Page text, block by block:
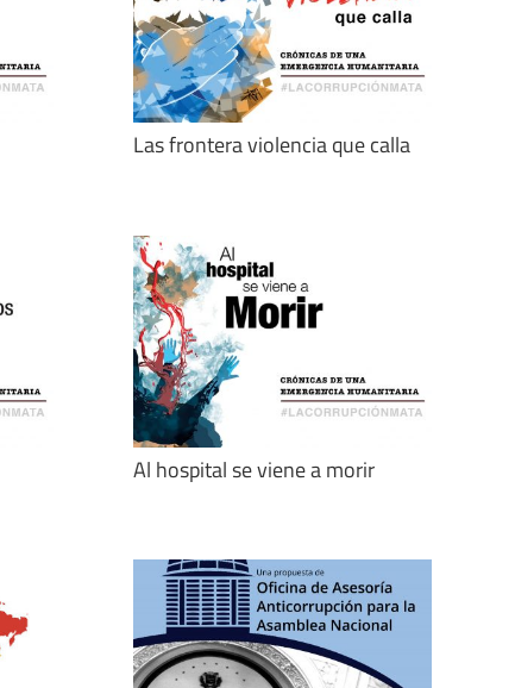
Las frontera violencia que calla
Al hospital se viene a morir